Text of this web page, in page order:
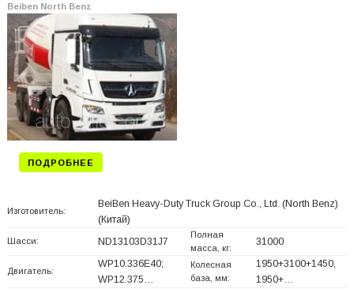
Beiben North Benz
ПОДРОБНЕЕ
Изготовитель:
BeiBen Heavy-Duty Truck Group Co., Ltd. (North Benz)
(Китай)
Шасси: ND13103D31J7
Полная
масса, кг:
31000
Двигатель:
WP10.336E40;
WP12.375…
Колесная
база, мм:
1950+3100+1450,
1950+…